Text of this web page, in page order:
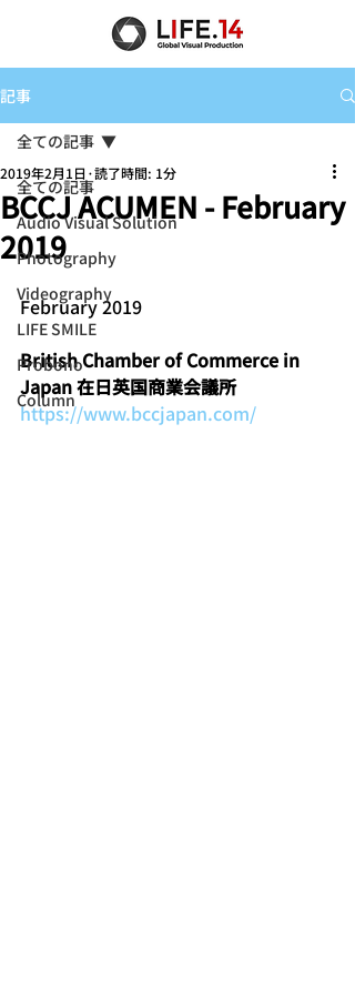
記事
全ての記事
Audio Visual Solution
Photography
Videography
LIFE SMILE
Probono
Column
全ての記事
BCCJ ACUMEN - February
2019
2019年2月1日 読了時間: 1分
February 2019
British Chamber of Commerce in
Japan 在日英国商業会議所
https://www.bccjapan.com/